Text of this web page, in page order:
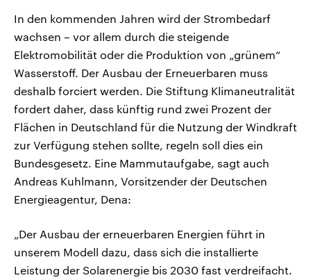
In den kommenden Jahren wird der Strombedarf
wachsen – vor allem durch die steigende
Elektromobilität oder die Produktion von „grünem“
Wasserstoff. Der Ausbau der Erneuerbaren muss
deshalb forciert werden. Die Stiftung Klimaneutralität
fordert daher, dass künftig rund zwei Prozent der
Flächen in Deutschland für die Nutzung der Windkraft
zur Verfügung stehen sollte, regeln soll dies ein
Bundesgesetz. Eine Mammutaufgabe, sagt auch
Andreas Kuhlmann, Vorsitzender der Deutschen
Energieagentur, Dena:
„Der Ausbau der erneuerbaren Energien führt in
unserem Modell dazu, dass sich die installierte
Leistung der Solarenergie bis 2030 fast verdreifacht.